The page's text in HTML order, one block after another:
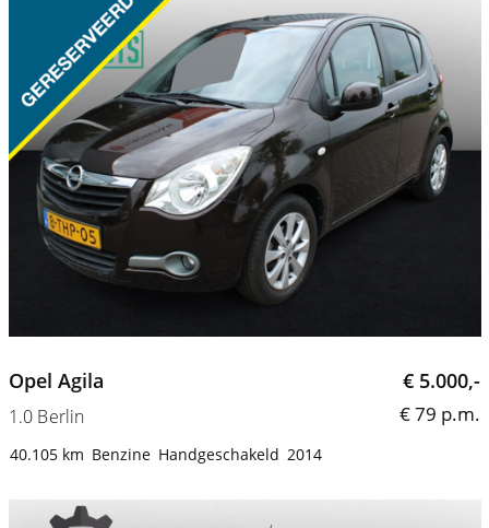
Opel Agila
1.0 Berlin
€ 5.000,-
€ 79 p.m.
40.105 km Benzine Handgeschakeld 2014